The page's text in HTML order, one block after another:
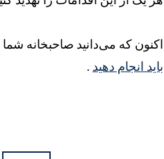
اکنون که می‌دانید صاحبخانه شما
باید انجام دهید .